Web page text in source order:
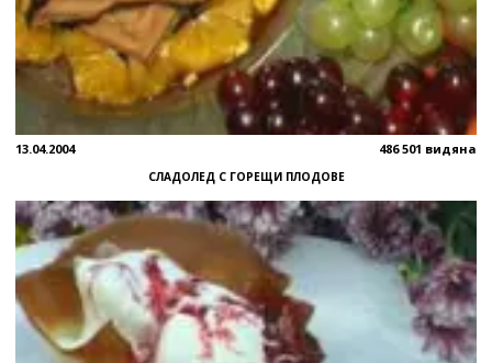
13.04.2004 486 501 видяна
СЛАДОЛЕД С ГОРЕЩИ ПЛОДОВЕ